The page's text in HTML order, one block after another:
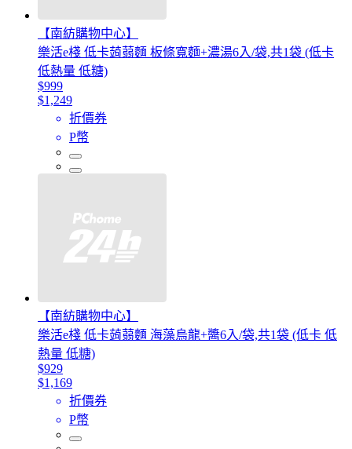
【南紡購物中心】
樂活e棧 低卡蒟蒻麵 板條寬麵+濃湯6入/袋,共1袋 (低卡
低熱量 低糖)
$999
$1,249
折價券
P幣
【南紡購物中心】
樂活e棧 低卡蒟蒻麵 海藻烏龍+醬6入/袋,共1袋 (低卡 低
熱量 低糖)
$929
$1,169
折價券
P幣